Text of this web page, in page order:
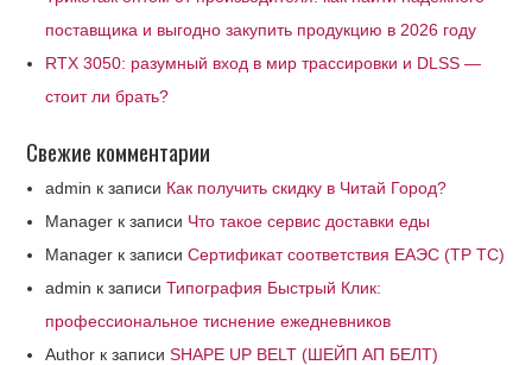
поставщика и выгодно закупить продукцию в 2026 году
RTX 3050: разумный вход в мир трассировки и DLSS —
стоит ли брать?
Свежие комментарии
admin к записи Как получить скидку в Читай Город?
Manager к записи Что такое сервис доставки еды
Manager к записиСертификат соответствия ЕАЭС (ТР ТС)
admin к записиТипография Быстрый Клик:
профессиональное тиснение ежедневников
Author к записиSHAPE UP BELT (ШЕЙП АП БЕЛТ)